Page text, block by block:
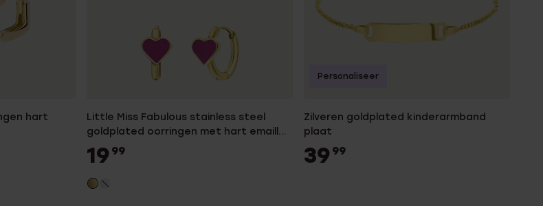
hart
Little Miss Fabulous stainless steel
goldplated oorringen met hart emaille
fuchsia
19 99
Zilveren goldplated kinderarmband
plaat
39 99
Personaliseer